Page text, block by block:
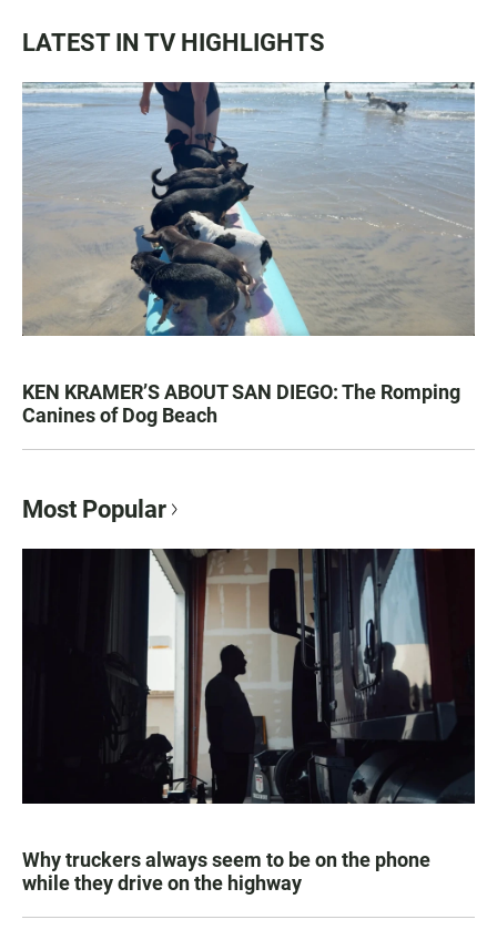
LATEST IN TV HIGHLIGHTS
KEN KRAMER’S ABOUT SAN DIEGO: The Romping
Canines of Dog Beach
Most Popular
Why truckers always seem to be on the phone
while they drive on the highway